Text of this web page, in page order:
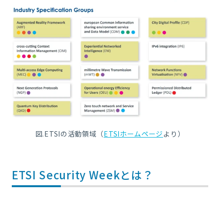
図.ETSIの活動領域（ETSIホームページ より）
ETSI Security Weekとは？